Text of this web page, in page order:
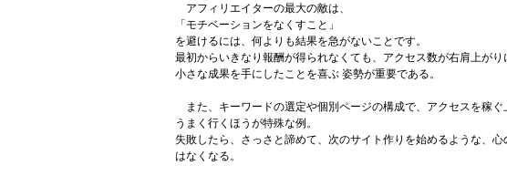
アフィリエイターの最大の敵は、
「モチベーションをなくすこと」
を避けるには、何よりも結果を急がないことです。
最初からいきなり報酬が得られなくても、アクセス数が右肩上が
小さな成果を手にしたことを喜ぶ 姿勢が重要である。
また、キーワードの選定や個別ページの構成で、アクセスを稼
うまく行くほうが特殊な例。
失敗したら、さっさと諦めて、次のサイト作りを始めるような、
はなくなる。